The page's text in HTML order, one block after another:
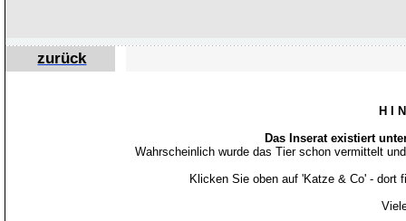
zurück
H I
Das Inserat existiert
Wahrscheinlich wurde das Tier schon vermittelt
Klicken Sie oben auf 'Katze & Co' - dort